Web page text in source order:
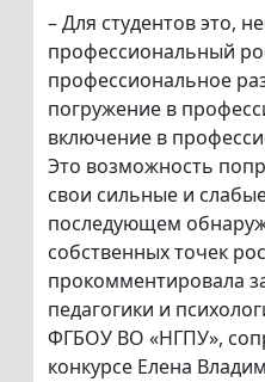
– Для студентов это,
профессиональный
профессиональное
погружение в
включение в
Это возможность
свои сильные и
последующем
собственных точек
прокомментировала
педагогики и
ФГБОУ ВО «НГПУ»,
конкурсе Елена